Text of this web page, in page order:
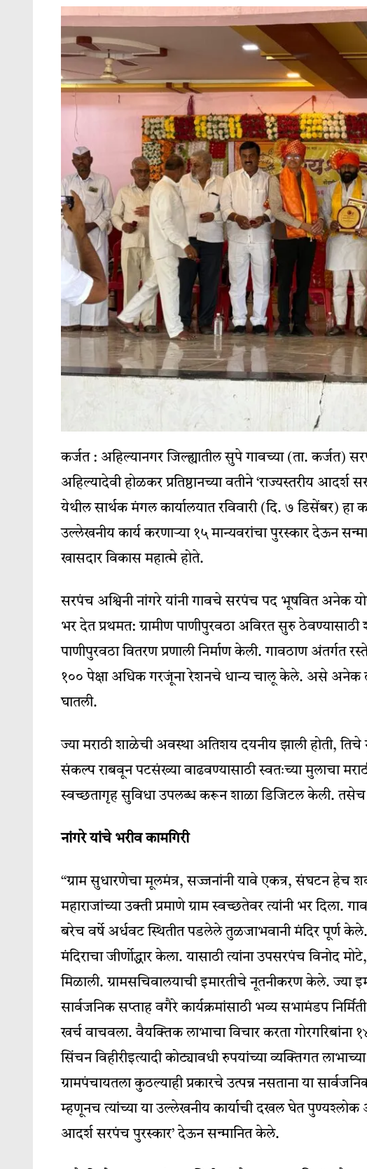
कर्जत : अहिल्यानगर जिल्ह्यातील सुपे गावच्या (ता. कर्जत)
अहिल्यादेवी होळकर प्रतिष्ठानच्या वतीने ‘राज्यस्तरीय
येथील सार्थक मंगल कार्यालयात रविवारी (दि. ७ डिसेंबर) हा
उल्लेखनीय कार्य करणाऱ्या १५ मान्यवरांचा पुरस्कार देऊन
खासदार विकास महात्मे होते.
सरपंच अश्विनी नांगरे यांनी गावचे सरपंच पद भूषवित अनेक
भर देत प्रथमत: ग्रामीण पाणीपुरवठा अविरत सुरु ठेवण्यासाठी
पाणीपुरवठा वितरण प्रणाली निर्माण केली. गावठाण अंतर्गत
१०० पेक्षा अधिक गरजूंना रेशनचे धान्य चालू केले. असे अनेक
घातली.
ज्या मराठी शाळेची अवस्था अतिशय दयनीय झाली होती,
संकल्प राबवून पटसंख्या वाढवण्यासाठी स्वतःच्या मुलाचा
स्वच्छतागृह सुविधा उपलब्ध करून शाळा डिजिटल केली. तसेच
नांगरे यांचे भरीव कामगिरी
“ग्राम सुधारणेचा मूलमंत्र, सज्जनांनी यावे एकत्र, संघटन हेच
महाराजांच्या उक्ती प्रमाणे ग्राम स्वच्छतेवर त्यांनी भर दिला.
बरेच वर्षे अर्धवट स्थितीत पडलेले तुळजाभवानी मंदिर पूर्ण
मंदिराचा जीर्णोद्धार केला. यासाठी त्यांना उपसरपंच
मिळाली. ग्रामसचिवालयाची इमारतीचे नूतनीकरण केले. ज्या
सार्वजनिक सप्ताह वगैरे कार्यक्रमांसाठी भव्य सभामंडप
खर्च वाचवला. वैयक्तिक लाभाचा विचार करता
सिंचन विहीरीइत्यादी कोट्यावधी रुपयांच्या व्यक्तिगत
ग्रामपंचायतला कुठल्याही प्रकारचे उत्पन्न नसताना या
म्हणूनच त्यांच्या या उल्लेखनीय कार्याची दखल घेत पुण्यश्लोक
आदर्श सरपंच पुरस्कार’ देऊन सन्मानित केले.